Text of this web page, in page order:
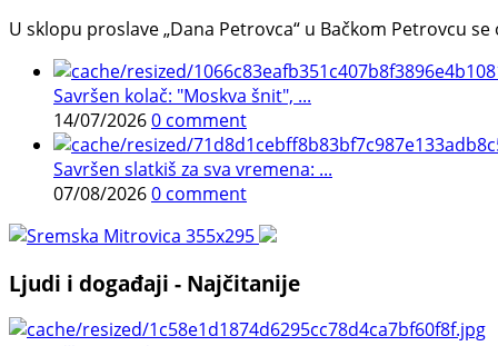
U sklopu proslave „Dana Petrovca“ u Bačkom Petrovcu
Savršen kolač: "Moskva šnit", ...
14/07/20260 comment
Savršen slatkiš za sva vremena: ...
07/08/20260 comment
Ljudi i događaji - Najčitanije